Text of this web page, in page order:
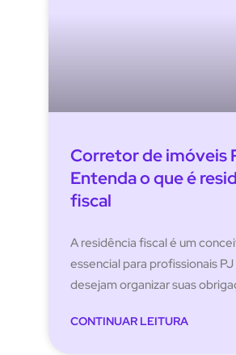
Corretor de imóveis
Entenda o que é
fiscal
A residência fiscal é um
essencial para profissionais
desejam organizar suas
CONTINUAR LEITURA